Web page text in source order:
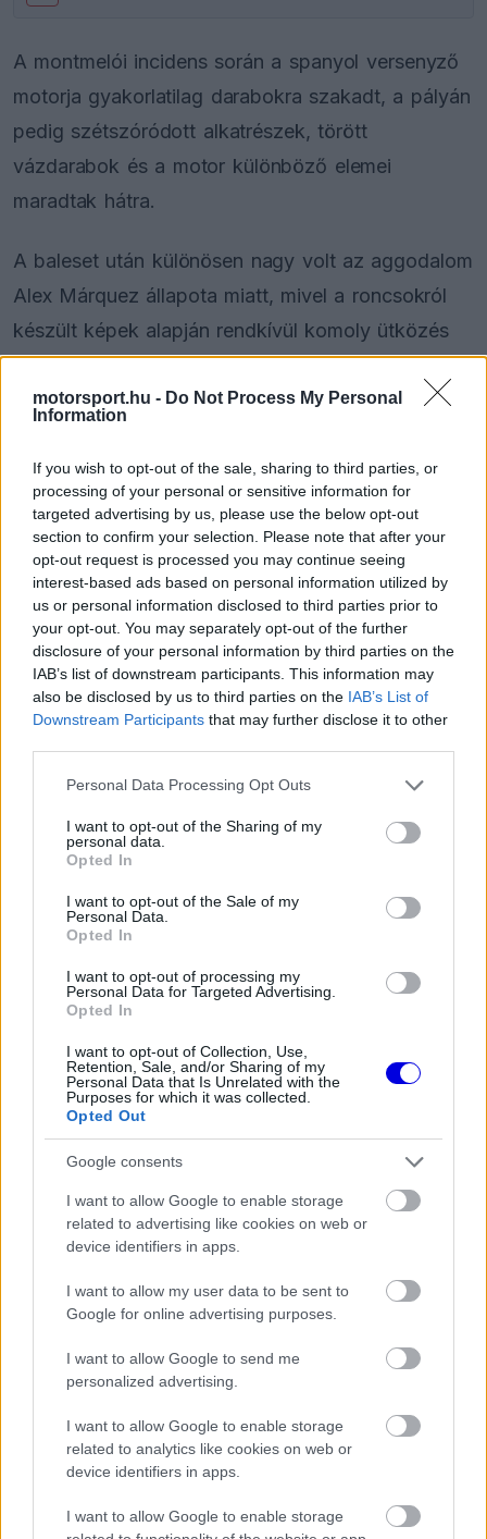
motorsport.hu - Do Not Process My Personal
Information
If you wish to opt-out of the sale, sharing to third parties, or
processing of your personal or sensitive information for
targeted advertising by us, please use the below opt-out
section to confirm your selection. Please note that after your
opt-out request is processed you may continue seeing
interest-based ads based on personal information utilized by
us or personal information disclosed to third parties prior to
your opt-out. You may separately opt-out of the further
disclosure of your personal information by third parties on the
IAB’s list of downstream participants. This information may
also be disclosed by us to third parties on the IAB’s List of
Downstream Participants that may further disclose it to other
Please note that this website/app uses one or more Google
not limited to your visit or usage behaviour. You may click to
grant or deny consent to Google and its third-party tags to
use your data for below specified purposes in below Google
consent section.
Personal Data Processing Opt Outs
I want to opt-out of the Sharing of my
personal data.
Opted In
I want to opt-out of the Sale of my
Personal Data.
Opted In
I want to opt-out of processing my
Personal Data for Targeted Advertising.
Opted In
I want to opt-out of Collection, Use,
Retention, Sale, and/or Sharing of my
Personal Data that Is Unrelated with the
Purposes for which it was collected.
Opted Out
Google consents
I want to allow Google to enable storage
related to advertising like cookies on web or
device identifiers in apps.
I want to allow my user data to be sent to
Google for online advertising purposes.
I want to allow Google to send me
personalized advertising.
I want to allow Google to enable storage
related to analytics like cookies on web or
device identifiers in apps.
I want to allow Google to enable storage
A montmelói incidens során a spanyol versenyző
motorja gyakorlatilag darabokra szakadt, a pályán
pedig szétszóródott alkatrészek, törött
vázdarabok és a motor különböző elemei
maradtak hátra.
A baleset után különösen nagy volt az aggodalom
Alex Márquez állapota miatt, mivel a roncsokról
készült képek alapján rendkívül komoly ütközés
történhetett a Circuit de Barcelona-Catalunya
pályán.
Video
Player
is
loading.
This
is
a
modal
window.
The media could not be loaded, either because
the server or network failed or because the format
is not supported.
A helyszíni fotókon az is látható volt, hogy a
narancssárga ruhás pályabírók hosszasan
vizsgálták az aszfalton heverő alkatrészeket,
miközben a motor szinte felismerhetetlenné vált a
Hamilton állhat a Ferrari látványos
feltámadása mögött
FORMA-1
Bull legendás szakembere
FORMA-1
Max Verstappen végre elárulta,
A történtekről a Formula Directa számolt be az X-
en közzétett bejegyzésében, amelyben a baleset
utáni állapotról is megnyugtató információkat